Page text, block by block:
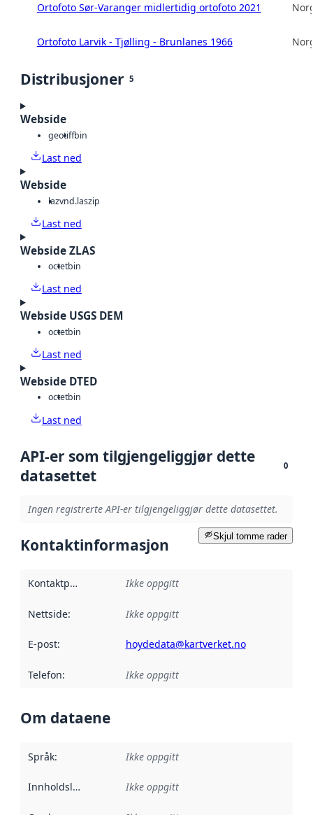
Ortofoto Sør-Varanger midlertidig ortofoto 2021
Ortofoto Larvik - Tjølling - Brunlanes 1966
Distribusjoner 5
Webside
geotiffbin
Last ned
Webside
lazvnd.laszip
Last ned
Webside ZLAS
octetbin
Last ned
Webside USGS DEM
octetbin
Last ned
Webside DTED
octetbin
Last ned
API-er som tilgjengeliggjør dette
datasettet
0
Ingen registrerte API-er tilgjengeliggjør dette datasettet.
Skjul tomme rader
Kontaktinformasjon
Kontaktpunkt Ikke oppgitt
Nettside: Ikke oppgitt
E-post: hoydedata@kartverket.no
Telefon: Ikke oppgitt
Om dataene
Språk: Ikke oppgitt
Innholdsleverandører :
Ikke oppgitt